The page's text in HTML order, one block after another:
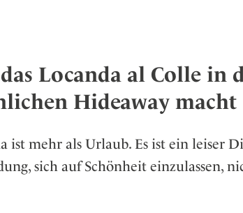
Locanda al Colle in
Hideaway macht
ist mehr als Urlaub. Es ist ein leiser
sich auf Schönheit einzulassen,